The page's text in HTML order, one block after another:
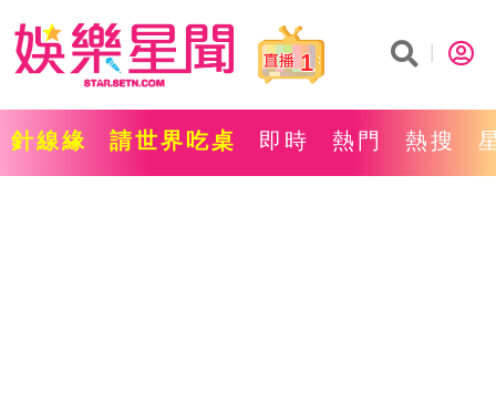
1
針線緣 請世界吃桌 即時 熱門 熱搜